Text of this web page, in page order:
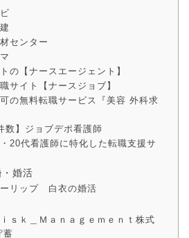
センター
の【ナースエージェント】
サイト【ナースジョブ】
の無料転職サービス『美容 外科求
数】ジョブデポ看護師
20代看護師に特化した転職支援サ
婚活
リップ 白衣の婚活
ｓｋ＿Ｍａｎａｇｅｍｅｎｔ株式